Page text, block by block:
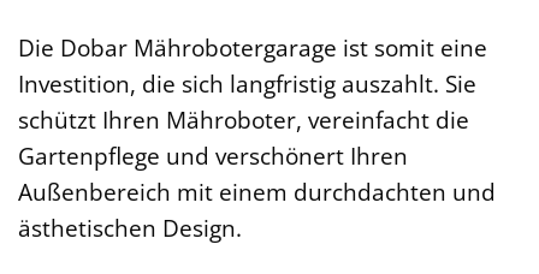
Die Dobar Mährobotergarage ist somit eine
Investition, die sich langfristig auszahlt. Sie
schützt Ihren Mähroboter, vereinfacht die
Gartenpflege und verschönert Ihren
Außenbereich mit einem durchdachten und
ästhetischen Design.